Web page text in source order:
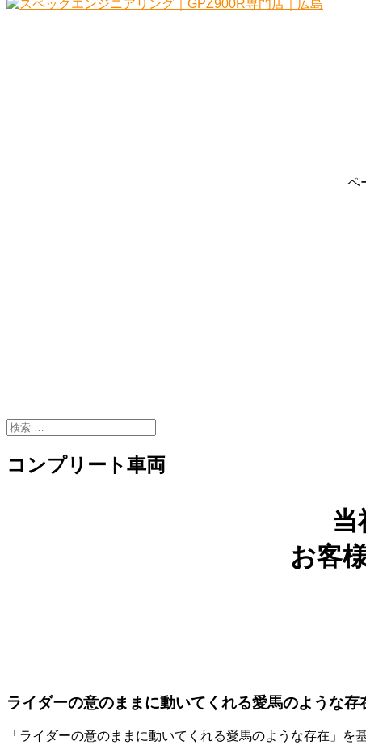
ペ
コンプリート車両
お客
ライダーの意のままに動いてくれる愛馬のような存
「ライダーの意のままに動いてくれる愛馬のような存在」